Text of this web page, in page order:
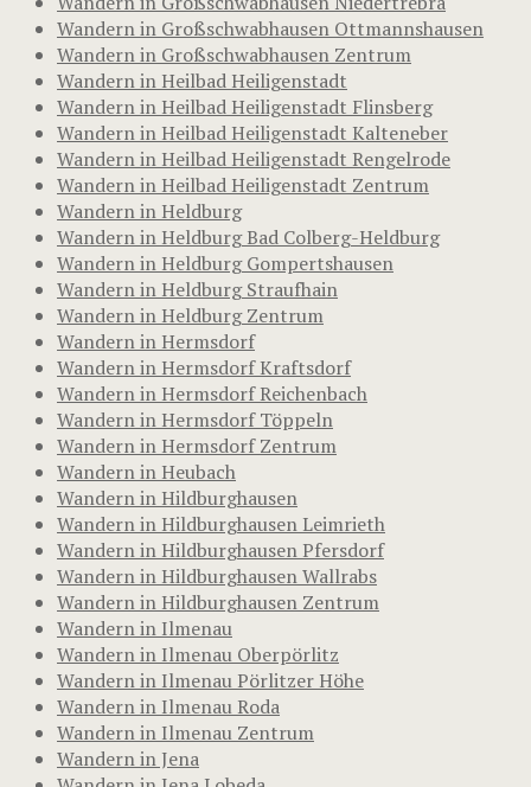
Wandern in Großschwabhausen Ottmannshausen
Wandern in Großschwabhausen Zentrum
Wandern in Heilbad Heiligenstadt
Wandern in Heilbad Heiligenstadt Flinsberg
Wandern in Heilbad Heiligenstadt Kalteneber
Wandern in Heilbad Heiligenstadt Rengelrode
Wandern in Heilbad Heiligenstadt Zentrum
Wandern in Heldburg
Wandern in Heldburg Bad Colberg-Heldburg
Wandern in Heldburg Gompertshausen
Wandern in Heldburg Straufhain
Wandern in Heldburg Zentrum
Wandern in Hermsdorf
Wandern in Hermsdorf Kraftsdorf
Wandern in Hermsdorf Reichenbach
Wandern in Hermsdorf Töppeln
Wandern in Hermsdorf Zentrum
Wandern in Heubach
Wandern in Hildburghausen
Wandern in Hildburghausen Leimrieth
Wandern in Hildburghausen Pfersdorf
Wandern in Hildburghausen Wallrabs
Wandern in Hildburghausen Zentrum
Wandern in Ilmenau
Wandern in Ilmenau Oberpörlitz
Wandern in Ilmenau Pörlitzer Höhe
Wandern in Ilmenau Roda
Wandern in Ilmenau Zentrum
Wandern in Jena